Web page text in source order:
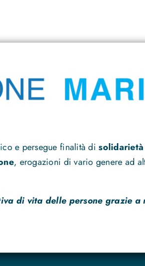
e persegue finalità di
, erogazioni di vario genere ad
di vita delle persone grazie a